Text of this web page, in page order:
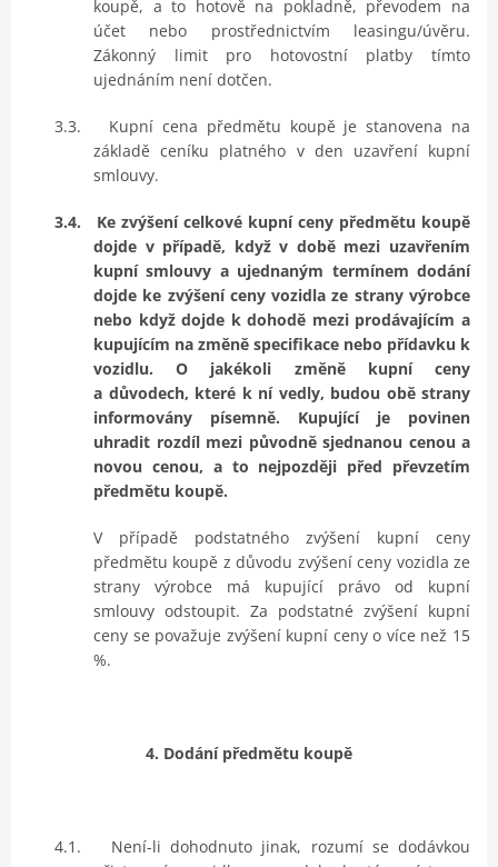
koupě, a to hotově na pokladně, převodem na
účet nebo prostřednictvím leasingu/úvěru.
Zákonný limit pro hotovostní platby tímto
ujednáním není dotčen.
3.3.
Kupní cena předmětu koupě je stanovena na
základě ceníku platného v den uzavření kupní
smlouvy.
3.4.
Ke zvýšení celkové kupní ceny předmětu koupě
dojde v případě, když v době mezi uzavřením
kupní smlouvy a ujednaným termínem dodání
dojde ke zvýšení ceny vozidla ze strany výrobce
nebo když dojde k dohodě mezi prodávajícím a
kupujícím na změně specifikace nebo přídavku k
vozidlu. O jakékoli změně kupní ceny
a důvodech, které k ní vedly, budou obě strany
informovány písemně. Kupující je povinen
uhradit rozdíl mezi původně sjednanou cenou a
novou cenou, a to nejpozději před převzetím
předmětu koupě.
V případě podstatného zvýšení kupní ceny
předmětu koupě z důvodu zvýšení ceny vozidla ze
strany výrobce má kupující právo od kupní
smlouvy odstoupit. Za podstatné zvýšení kupní
ceny se považuje zvýšení kupní ceny o více než 15
%.
4. Dodání předmětu koupě
4.1.
Není-li dohodnuto jinak, rozumí se dodávkou